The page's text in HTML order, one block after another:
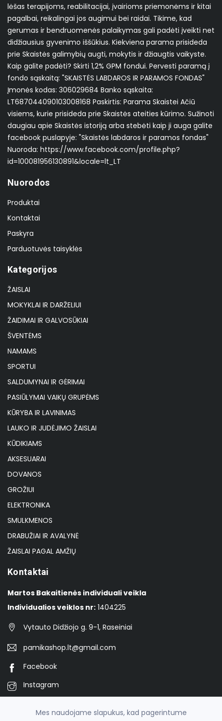
lėšas terapijoms, reabilitacijai, įvairioms priemonėms ir kitai
pagalbai, reikalingai jos augimui bei raidai. Tikime, kad
gerumas ir bendruomenės palaikymas gali padėti įveikti net
didžiausius gyvenimo iššūkius. Kiekviena parama prisideda
prie Skaistės galimybių augti, mokytis ir džiaugtis vaikyste.
Kaip galite padėti? Skirti 1,2% GPM fondui. Pervesti paramą į
fondo sąskaitą: "SKAISTĖS LABDAROS IR PARAMOS FONDAS"
Įmonės kodas: 306029684 Banko sąskaita:
LT687044090103008168 Paskirtis: Parama Skaistei Ačiū
visiems, kurie prisideda prie Skaistės ateities kūrimo. Sužinoti
daugiau apie Skaistės istoriją arba stebėti kaip ji auga galite
facebook puslapyje: "Skaistės labdaros ir paramos fondas"
Nuoroda: https://www.facebook.com/profile.php?
id=100081956130891&locale=lt_LT
Nuorodos
Produktai
Kontaktai
Paskyra
Parduotuvės taisyklės
Kategorijos
ŽAISLAI
MOKYKLAI IR DARŽELIUI
ŽAIDIMAI IR GALVOSŪKIAI
ŠVENTĖMS
NAMAMS
SPORTUI
SALDUMYNAI IR GĖRIMAI
PASIŪLYMAI VAIKŲ GRUPĖMS
KŪRYBA IR LAVINIMAS
LAUKO IR JUDĖJIMO ŽAISLAI
KŪDIKIAMS
AKSESUARAI
DOVANOS
GROŽIUI
ELEKTRONIKA
SMULKMENOS
DRABUŽIAI IR AVALYNĖ
ŽAISLAI PAGAL AMŽIŲ
Kontaktai
Martos Bakaitienės individuali veikla
Individualios veiklos nr: 1404225
Vytauto Didžiojo g. 9-1, Raseiniai
pamikashop.lt@gmail.com
Facebook
Instagram
Mes naudojame slapukus, kad pagerintume